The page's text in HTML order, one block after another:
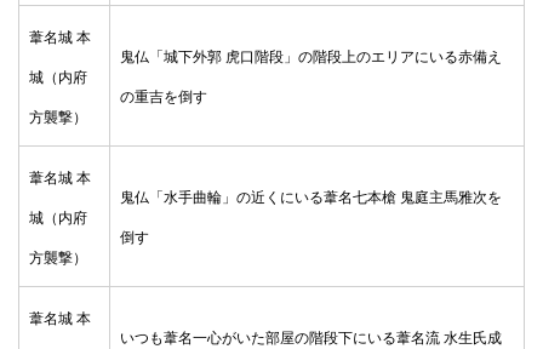
葦名城 本
城（内府
方襲撃）
鬼仏「城下外郭 虎口階段」の階段上のエリアにいる赤備え
の重吉を倒す
葦名城 本
城（内府
方襲撃）
鬼仏「水手曲輪」の近くにいる葦名七本槍 鬼庭主馬雅次を
倒す
葦名城 本
いつも葦名一心がいた部屋の階段下にいる葦名流 水生氏成